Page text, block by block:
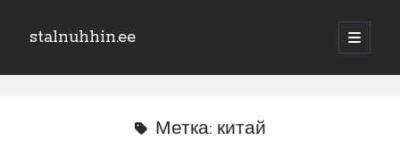
stalnuhhin.ee
отрыть
Боковая
Метка: китай